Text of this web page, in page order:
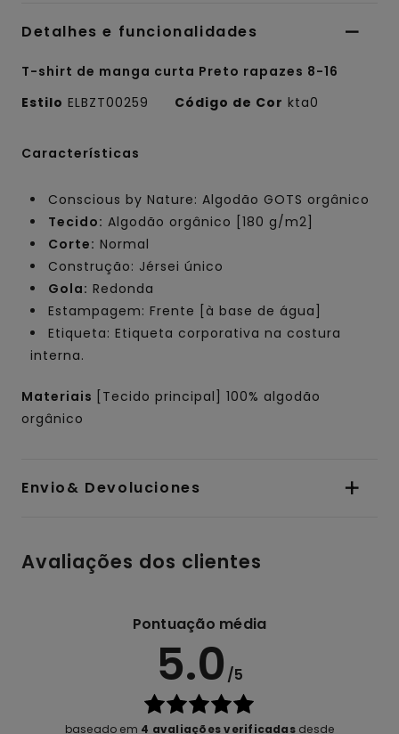
Detalhes e funcionalidades
T-shirt de manga curta Preto rapazes 8-16
Estilo ELBZT00259 Código de Cor kta0
Características
Conscious by Nature: Algodão GOTS orgânico
Tecido: Algodão orgânico [180 g/m2]
Corte: Normal
Construção: Jérsei único
Gola: Redonda
Estampagem: Frente [à base de água]
Etiqueta: Etiqueta corporativa na costura
interna.
Materiais
[Tecido principal] 100% algodão
orgânico
Envio& Devoluciones
Avaliações dos clientes
Pontuação média
5.0 /5
baseado em 4 avaliações verificadasdesde